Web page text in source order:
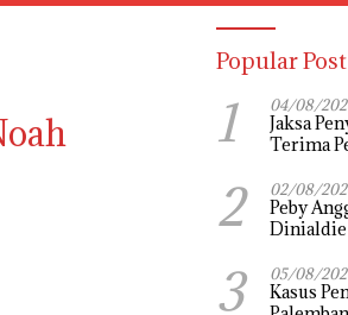
Popular Post
1 04/08/
Jaksa
Terima
2 02/08/
Peby
Dinialdie
3 05/08/
Kasus